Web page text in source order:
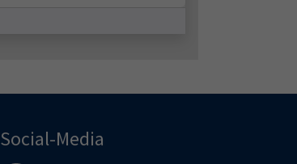
Social-Media